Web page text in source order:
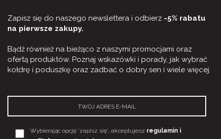
Zapisz się do naszego newslettera i odbierz -5% rabatu
na pierwsze zakupy.
Bądź również na bieżąco z naszymi promocjami oraz
ofertą produktów. Poznaj wskazówki i porady, jak wybrać
kołdrę i poduszkę oraz zadbać o dobry sen i wiele więcej.
Wybierając opcję 'zapisz się', akceptujesz regulamin i